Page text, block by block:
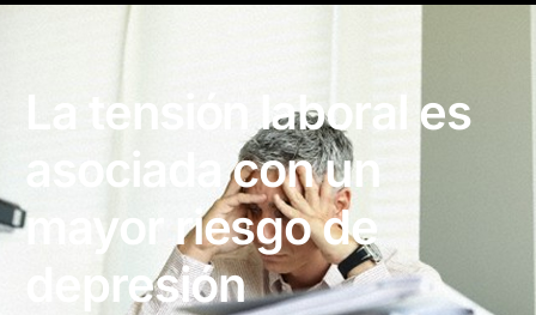
La tensión laboral es
asociada con un
mayor riesgo de
depresión